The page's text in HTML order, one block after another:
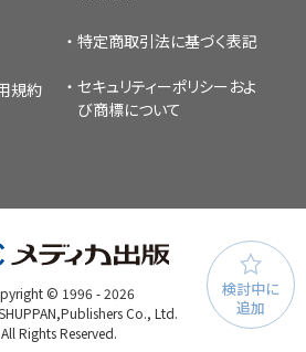
検討中に
追加
特定商取引法に基づく表記
規約 セキュリティーポリシー およ
び商標について
© 1996 -2026
Co., Ltd.
All Rights Reserved.